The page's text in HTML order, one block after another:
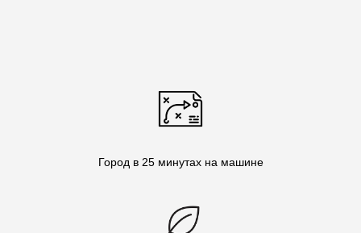
Город в 25 минутах на машине